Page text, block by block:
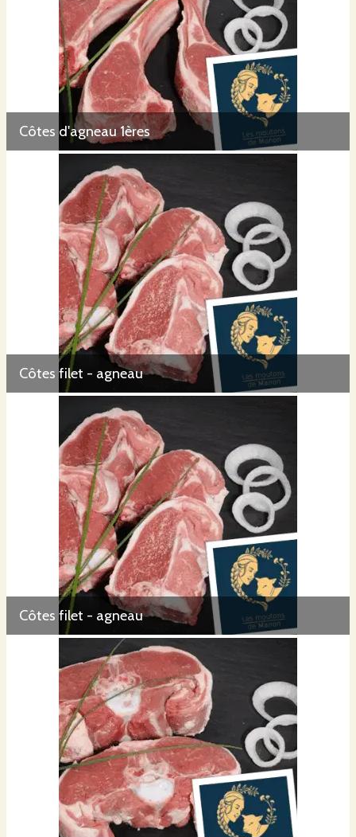
Côtes d'agneau 1ères
Côtes filet - agneau
Côtes filet - agneau